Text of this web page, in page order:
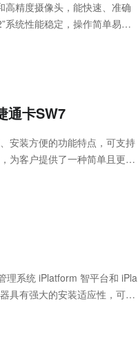
高精度摄像头，能快速、准确
系统性能稳定，操作简单易
、工厂、城市综合建筑等重要
通卡SW7
安装方便的功能特点，可支持
为客户提供了一种简单且更具
理系统 iPlatform 智平台和 iPla
具有强大的安装适应性，可满
、黑两款颜色供选择，配以2.